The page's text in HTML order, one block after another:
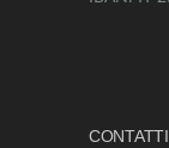
CONTATTI